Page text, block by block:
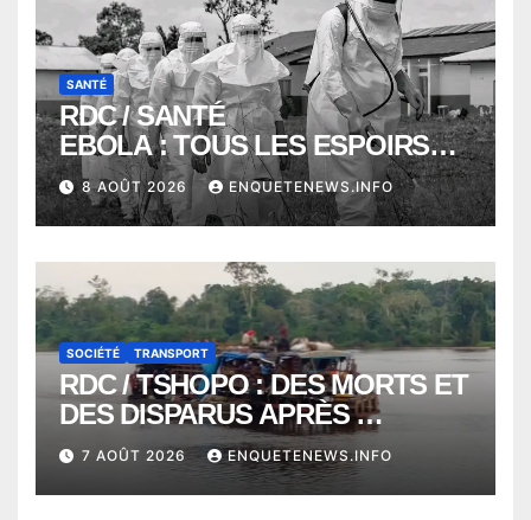
SANTÉ
RDC / SANTÉ
EBOLA : TOUS LES ESPOIRS
VONT VERS SEPTEMBRE
ALORS QUE L’ÉPIDÉMIE TEND
VERS 2000 DÉCÈS
8 AOÛT 2026 ENQUETENEWS.INFO
SOCIÉTÉ TRANSPORT
RDC / TSHOPO : DES MORTS ET
DES DISPARUS APRÈS
NAUFRAGE D’UNE BALEINIERE
À QUELQUES KILOMÈTRES DE
KISANGANI
7 AOÛT 2026 ENQUETENEWS.INFO